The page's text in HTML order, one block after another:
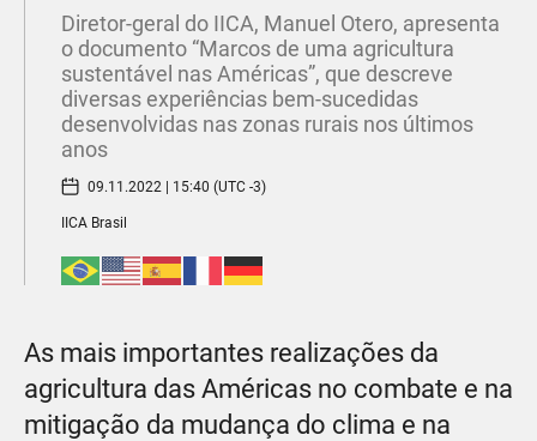
Diretor-geral do IICA, Manuel Otero, apresenta
o documento “Marcos de uma agricultura
sustentável nas Américas”, que descreve
diversas experiências bem-sucedidas
desenvolvidas nas zonas rurais nos últimos
anos
09.11.2022 | 15:40 (UTC -3)
IICA Brasil
As mais importantes realizações da
agricultura das Américas no combate e na
mitigação da mudança do clima e na